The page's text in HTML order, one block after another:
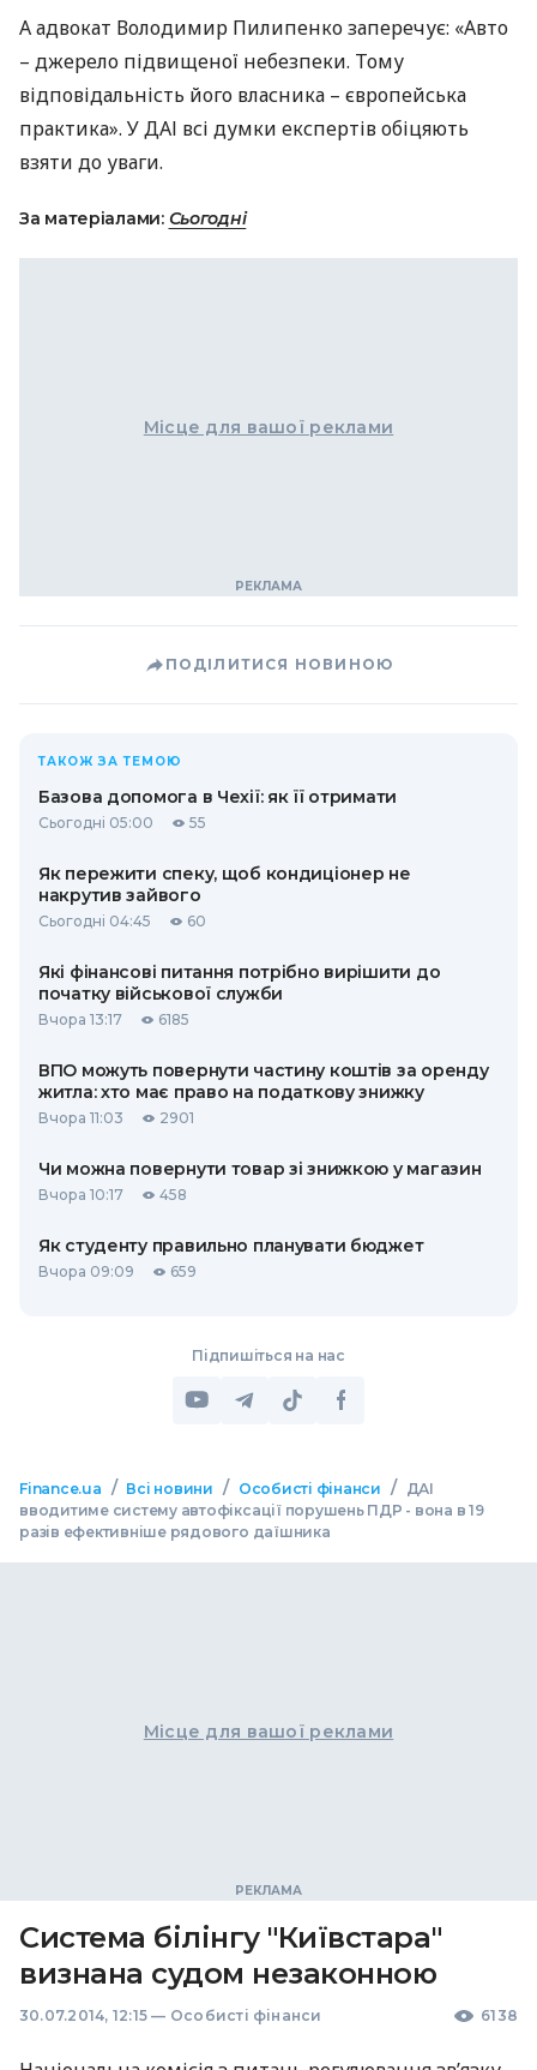
А адвокат Володимир Пилипенко заперечує: «Авто
– джерело підвищеної небезпеки. Тому
відповідальність його власника – європейська
практика». УДАІ всі думки експертів обіцяють
взяти до уваги.
За матеріалами: Сьогодні
Місце для вашої реклами
ПОДІЛИТИСЯ НОВИНОЮ
ТАКОЖ ЗА ТЕМОЮ
Базова допомога в Чехії: як її отримати
Сьогодні 05:00 55
Як пережити спеку, щоб кондиціонер не
накрутив зайвого
Сьогодні 04:45 60
Які фінансові питання потрібно вирішити до
початку військової служби
Вчора 13:17 6185
ВПО можуть повернути частину коштів за оренду
житла: хто має право на податкову знижку
Вчора 11:03 2901
Чи можна повернути товар зі знижкою у магазин
Вчора 10:17 458
Як студенту правильно планувати бюджет
Вчора 09:09 659
Підпишіться на нас
Finance.ua / Всі новини / Особисті фінанси /
ДАІ
вводитиме систему автофіксації порушень ПДР - вона в 19
разів ефективніше рядового даїшника
Місце для вашої реклами
Система білінгу "Київстара"
визнана судом незаконною
30.07.2014, 12:15 — Особисті фінанси 6138